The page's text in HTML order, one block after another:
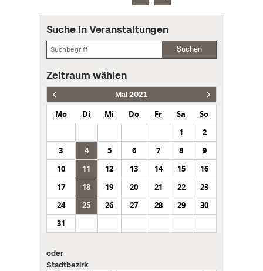
Suche in Veranstaltungen
Suchen
Zeitraum wählen
Mai 2021
Mo Di Mi Do Fr Sa
So
1
2
3
4 5 6 7 8
9
10
11 12 13 14 15
16
17
18 19 20 21 22
23
24
25 26 27 28 29
30
31
oder
Stadtbezirk